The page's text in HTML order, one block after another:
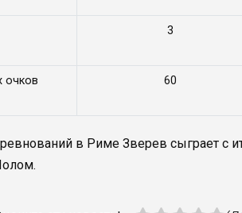
3
очков 60
в Риме Зверев сыграет с